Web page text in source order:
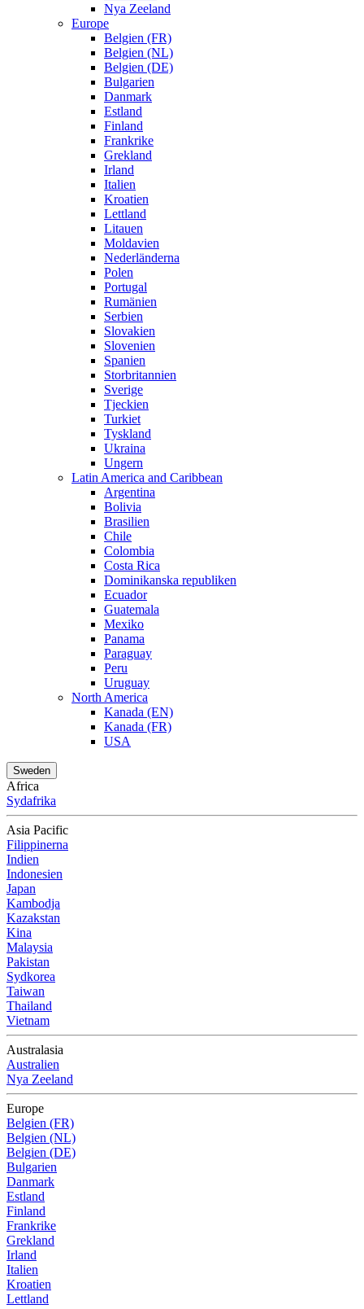
Nya Zeeland
Europe
Belgien (FR)
Belgien (NL)
Belgien (DE)
Bulgarien
Danmark
Estland
Finland
Frankrike
Grekland
Irland
Italien
Kroatien
Lettland
Litauen
Moldavien
Nederländerna
Polen
Portugal
Rumänien
Serbien
Slovakien
Slovenien
Spanien
Storbritannien
Sverige
Tjeckien
Turkiet
Tyskland
Ukraina
Ungern
Latin America and Caribbean
Argentina
Bolivia
Brasilien
Chile
Colombia
Costa Rica
Dominikanska republiken
Ecuador
Guatemala
Mexiko
Panama
Paraguay
Peru
Uruguay
North America
Kanada (EN)
Kanada (FR)
USA
Sweden
Africa
Sydafrika
Asia Pacific
Filippinerna
Indien
Indonesien
Japan
Kambodja
Kazakstan
Kina
Malaysia
Pakistan
Sydkorea
Taiwan
Thailand
Vietnam
Australasia
Australien
Nya Zeeland
Europe
Belgien (FR)
Belgien (NL)
Belgien (DE)
Bulgarien
Danmark
Estland
Finland
Frankrike
Grekland
Irland
Italien
Kroatien
Lettland